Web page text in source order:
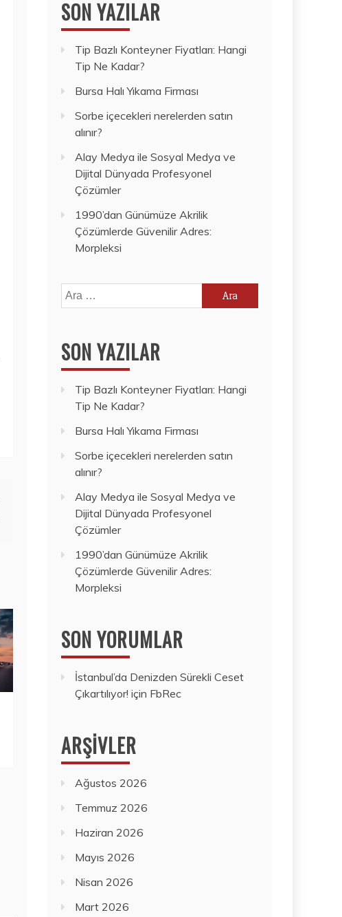
SON YAZILAR
Tip Bazlı Konteyner Fiyatları: Hangi
Tip Ne Kadar?
Bursa Halı Yıkama Firması
Sorbe içecekleri nerelerden satın
alınır?
Alay Medya ile Sosyal Medya ve
Dijital Dünyada Profesyonel
Çözümler
1990’dan Günümüze Akrilik
Çözümlerde Güvenilir Adres:
Morpleksi
Arama:
SON YAZILAR
Tip Bazlı Konteyner Fiyatları: Hangi
Tip Ne Kadar?
Bursa Halı Yıkama Firması
Sorbe içecekleri nerelerden satın
alınır?
Alay Medya ile Sosyal Medya ve
Dijital Dünyada Profesyonel
Çözümler
1990’dan Günümüze Akrilik
Çözümlerde Güvenilir Adres:
Morpleksi
SON YORUMLAR
İstanbul’da Denizden Sürekli Ceset
Çıkartılıyor! için FbRec
ARŞIVLER
Ağustos 2026
Temmuz 2026
Haziran 2026
Mayıs 2026
Nisan 2026
Mart 2026